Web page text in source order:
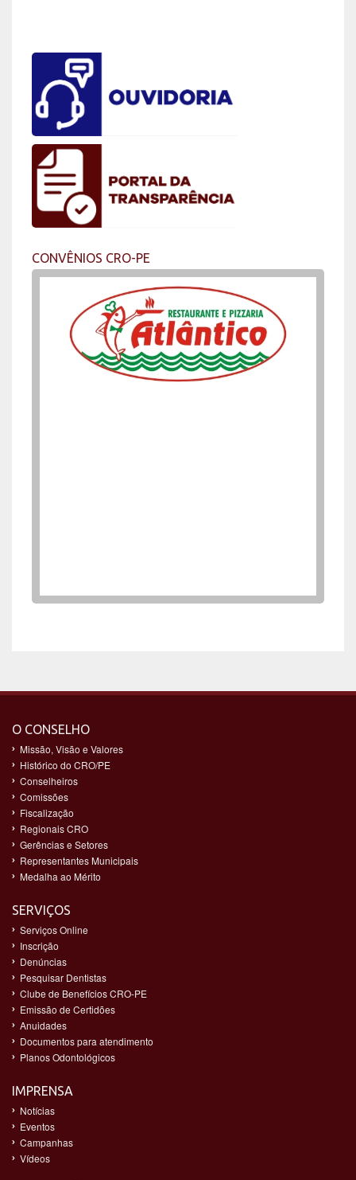
CONVÊNIOS CRO-PE
O CONSELHO
Missão, Visão e Valores
Histórico do CRO/PE
Conselheiros
Comissões
Fiscalização
Regionais CRO
Gerências e Setores
Representantes Municipais
Medalha ao Mérito
SERVIÇOS
Serviços Online
Inscrição
Denúncias
Pesquisar Dentistas
Clube de Benefícios CRO-PE
Emissão de Certidões
Anuidades
Documentos para atendimento
Planos Odontológicos
IMPRENSA
Notícias
Eventos
Campanhas
Vídeos